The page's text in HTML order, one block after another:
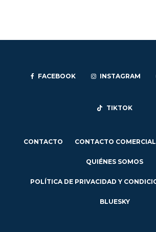
FACEBOOK INSTAGRAM
TIKTOK
CONTACTO CONTACTO COMERCIAL
QUIÉNES SOMOS
POLÍTICA DE PRIVACIDAD Y
BLUESKY